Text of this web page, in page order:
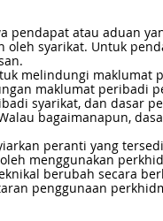
pendapat atau aduan
syarikat. Untuk
melindungi
maklumat peribadi
syarikat, dan dasar
bagaimanapun,
peranti yang
menggunakan
berubah secara
penggunaan